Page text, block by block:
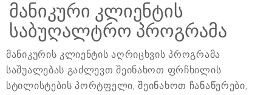
მანიკური კლიენტის
საბუღალტრო პროგრამა
მანიკურის კლიენტის აღრიცხვის პროგრამა
საშუალებას გაძლევთ შეინახოთ ფრჩხილის
სტილისტების პორტფელი, შეინახოთ ჩანაწერები,